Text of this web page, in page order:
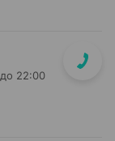
до 22:00